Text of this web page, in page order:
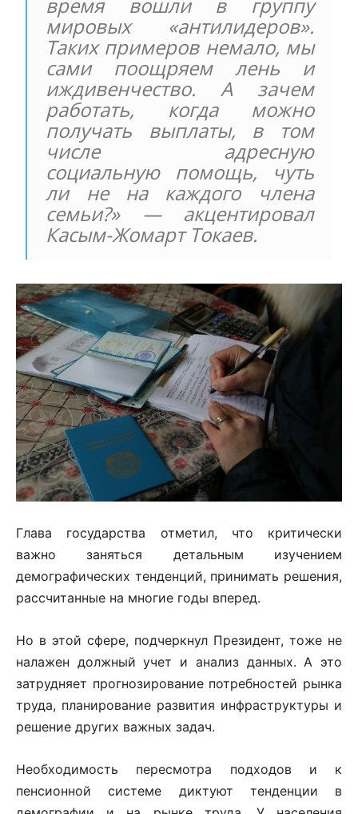
время вошли в группу
мировых «антилидеров».
Таких примеров немало, мы
сами поощряем лень и
иждивенчество. А зачем
работать, когда можно
получать выплаты, в том
числе адресную
социальную помощь, чуть
ли не на каждого члена
семьи?» — акцентировал
Касым-Жомарт Токаев.
Глава государства отметил, что критически
важно заняться детальным изучением
демографических тенденций, принимать решения,
рассчитанные на многие годы вперед.
Но в этой сфере, подчеркнул Президент, тоже не
налажен должный учет и анализ данных. А это
затрудняет прогнозирование потребностей рынка
труда, планирование развития инфраструктуры и
решение других важных задач.
Необходимость пересмотра подходов и к
пенсионной системе диктуют тенденции в